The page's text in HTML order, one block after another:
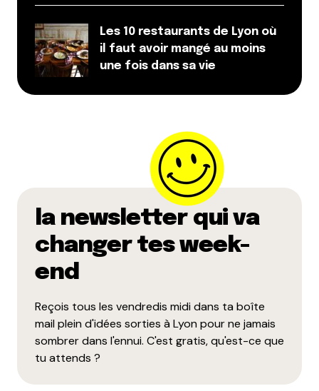
Les 10 restaurants de Lyon où
il faut avoir mangé au moins
une fois dans sa vie
la newsletter qui va
changer tes week-
end
Reçois tous les vendredis midi dans ta boîte
mail plein d'idées sorties à Lyon pour ne jamais
sombrer dans l'ennui. C'est gratis, qu'est-ce que
tu attends ?